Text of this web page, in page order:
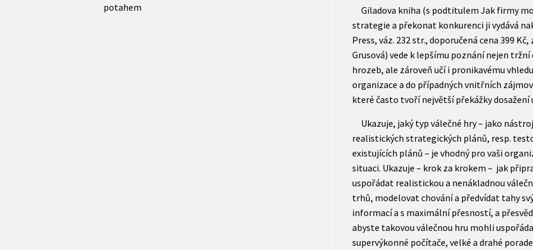
potahem
Giladova kniha (s podtitulem Jak firmy
strategie a překonat konkurenci ji vydává
Press, váz. 232 str., doporučená cena 399
Grusová) vede k lepšímu poznání nejen
hrozeb, ale zároveň učí i pronikavému
organizace a do případných vnitřních
které často tvoří největší překážky dosažení
Ukazuje, jaký typ válečné hry – jako
realistických strategických plánů, resp.
existujících plánů – je vhodný pro vaši
situaci. Ukazuje – krok za krokem – jak
uspořádat realistickou a nenákladnou
trhů, modelovat chování a předvídat tahy
informací a s maximální přesností, a
abyste takovou válečnou hru mohli
supervýkonné počítače, velké a drahé